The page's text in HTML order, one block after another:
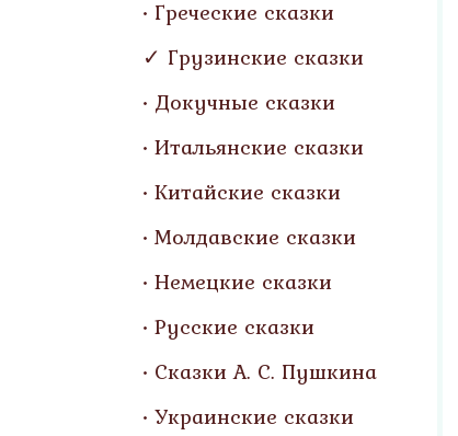
Греческие сказки
Грузинские сказки
Докучные сказки
Итальянские сказки
Китайские сказки
Молдавские сказки
Немецкие сказки
Русские сказки
Сказки А. С. Пушкина
Украинские сказки